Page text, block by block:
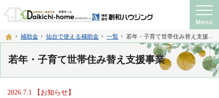
ホーム
補助金 仙台で使える補助金 一覧 若年・子育て世帯住み替え支援事業
若年・子育て世帯住み替え支援事業
プロの目線からご提案。注文住宅・新築戸建て・リフォームを手がける工務店なら
神奈川県横須賀市・宮城県仙台市の注文住宅・新築戸建て・リフォームを手がけ
2026.7.1 【お知らせ】